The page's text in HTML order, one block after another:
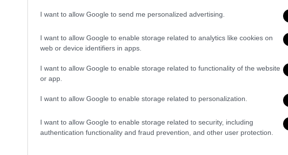
I want to allow Google to send me personalized advertising.
I want to allow Google to enable storage related to analytics like cookies on
web or device identifiers in apps.
I want to allow Google to enable storage related to functionality of the website
or app.
I want to allow Google to enable storage related to personalization.
I want to allow Google to enable storage related to security, including
authentication functionality and fraud prevention, and other user protection.
Πολιτική|20.07.2025 06:55
αυτονομίας και το ρήγμα με τον
ΣΥΡΙΖΑ
Ποια είναι τα δεδομένα στην